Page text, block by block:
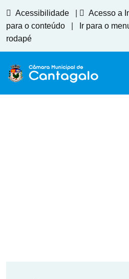
Acessibilidade| Acesso a
para o conteúdo
|Ir para o menu
rodapé